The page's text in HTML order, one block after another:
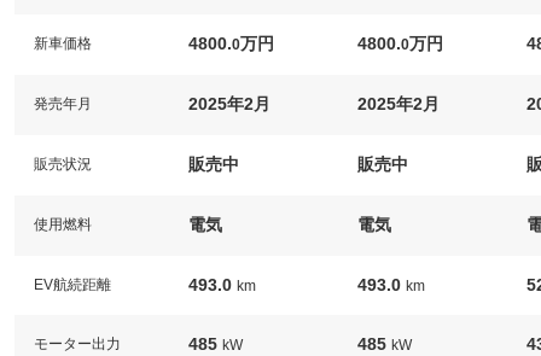
新車価格 4800.0万円 4800.0万円
発売年月 2025年2月 2025年2月
販売状況 販売中 販売中
使用燃料 電気 電気
EV航続距離 493.0 km 493.0 km
モーター出力 485 kW 485 kW